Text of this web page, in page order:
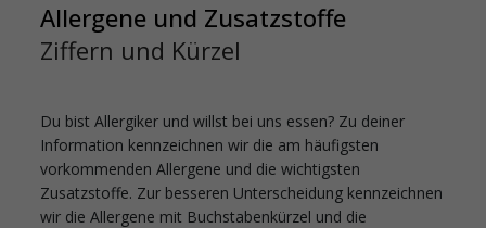
Allergene und Zusatzstoffe
Ziffern und Kürzel
Du bist Allergiker und willst bei uns essen? Zu deiner
Information kennzeichnen wir die am häufigsten
vorkommenden Allergene und die wichtigsten
Zusatzstoffe. Zur besseren Unterscheidung kennzeichnen
wir die Allergene mit Buchstabenkürzel und die